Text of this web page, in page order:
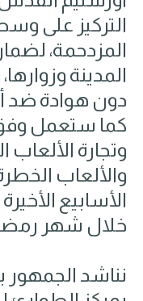
التركيز على
المزدحمة،
المدينة
دون هوادة ضد
كما ستعمل
وتجارة الألعاب
والألعاب
الأسابيع
خلال شهر
نناشد الجمهور